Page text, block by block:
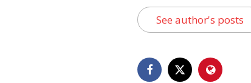
See author's posts